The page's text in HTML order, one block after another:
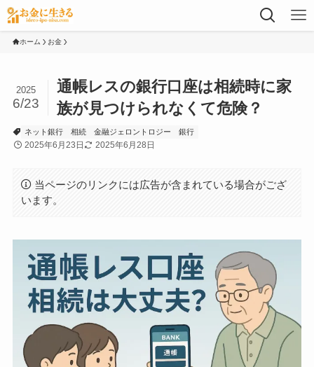
ホーム お金
通帳レスの銀行口座は相続時に家
族が見つけられなくて危険？
2025
6/23
ネット銀行 相続 金融ジェロントロジー 銀行
2025年6月23日 2025年6月28日
当ページのリンクには広告が含まれている場合がござ
います。